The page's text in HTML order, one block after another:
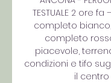
TESTUALE 2 ore
completo
completo
piacevole,
condizioni e tifo
il centro il